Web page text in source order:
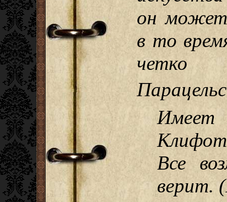
он может
в то
четко
Парацельс
Имеет
Все
верит.